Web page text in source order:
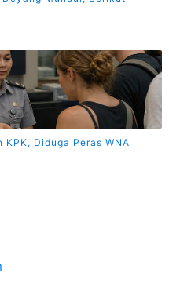
Diduga Peras WNA